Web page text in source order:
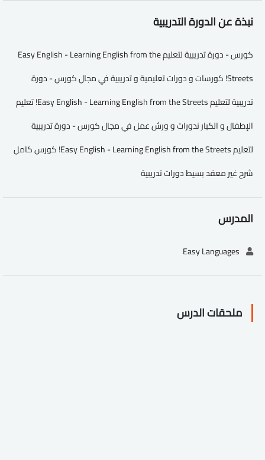
نبذة عن الدورة التدريبية
كورس - دورة تدريبية لتعليم Easy English - Learning English from the
Streets! كورسات و دورات تعليمية و تدريبية في مجال كورس - دورة
تدريبية لتعليم Easy English - Learning English from the Streets! تعليم
الإطفال و الكبار ندورات و ورش عمل في مجال كورس - دورة تدريبية
لتعليم Easy English - Learning English from the Streets! كورس كامل
شرح غير معقد بسيط دورات تدريبية
المدرس
ملحقات الدرس